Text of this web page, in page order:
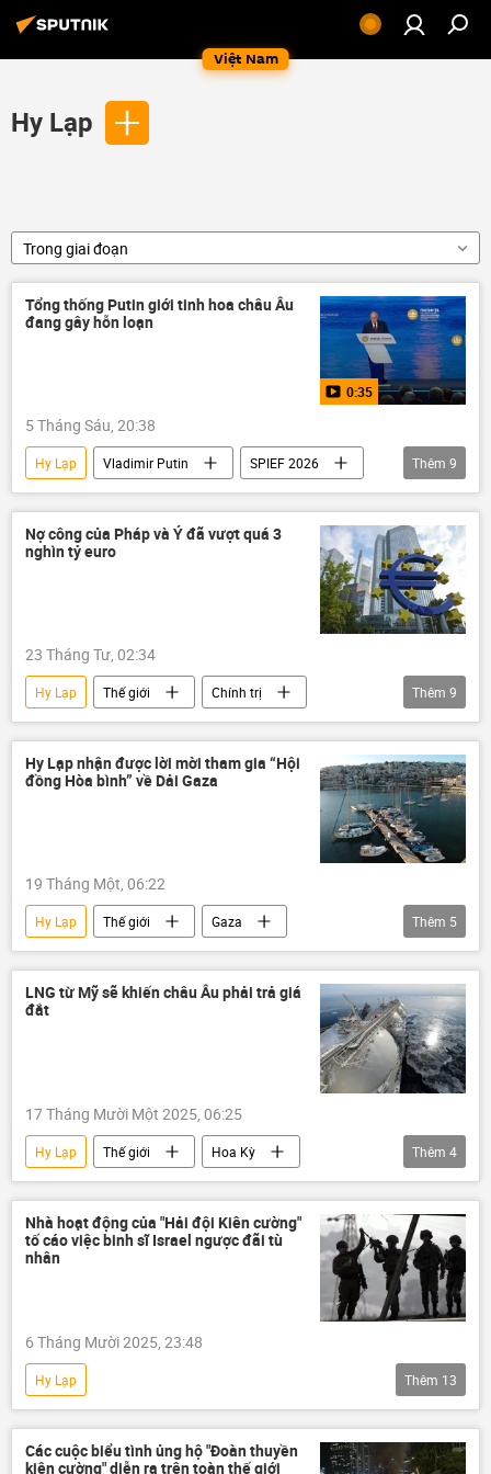
Việt Nam
Hy Lạp
Trong giai đoạn
Tổng thống Putin giới tinh hoa châu Âu
đang gây hỗn loạn
0:35
5 Tháng Sáu, 20:38
Hy Lạp Vladimir Putin
SPIEF 2026
Nga
Thế giới
Kinh tế
St. Petersburg
Châu Âu
Pháp
Italia
Thêm 9
Nợ công của Pháp và Ý đã vượt quá 3
nghìn tỷ euro
23 Tháng Tư, 02:34
Hy Lạp Thế giới
Chính trị
Kinh tế
EU Italia
Pháp
nợ công
Đức
Đan Mạch
Ireland
Síp
Thêm 9
Hy Lạp nhận được lời mời tham gia “Hội
đồng Hòa bình” về Dải Gaza
19 Tháng Một, 06:22
Hy Lạp Thế giới
Gaza
Trung Đông
Vòng xoáy căng thẳng mới ở Trung Đông
Hoa Kỳ
Thêm 5
LNG từ Mỹ sẽ khiến châu Âu phải trả giá
đắt
17 Tháng Mười Một 2025, 06:25
Hy Lạp Thế giới
Hoa Kỳ
Châu Âu
khí đốt
năng lượng
Kinh tế
Thêm 4
Nhà hoạt động của "Hải đội Kiên cường"
tố cáo việc binh sĩ Israel ngược đãi tù
nhân
6 Tháng Mười 2025, 23:48
Hy Lạp
Vòng xoáy căng thẳng mới ở Trung Đông
khủng hoảng
Palestine
Israel
Thêm 13
Các cuộc biểu tình ủng hộ "Đoàn thuyền
kiên cường" diễn ra trên toàn thế giới